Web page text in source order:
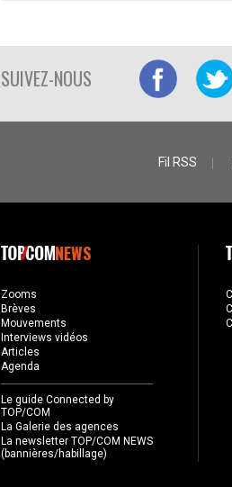
SUIVEZ-NOUS
Fil RSS
NEWS
Zooms
Brèves
Mouvements
Interviews vidéos
Articles
Agenda
Le guide Connected by
TOP/COM
La Galerie des agences
La newsletter TOP/COM NEWS
(bannières/habillage)